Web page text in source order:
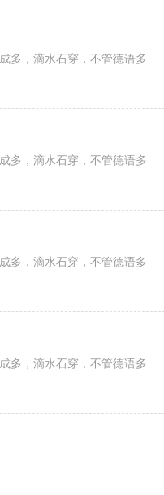
多，滴水石穿，不管德语多
多，滴水石穿，不管德语多
多，滴水石穿，不管德语多
多，滴水石穿，不管德语多